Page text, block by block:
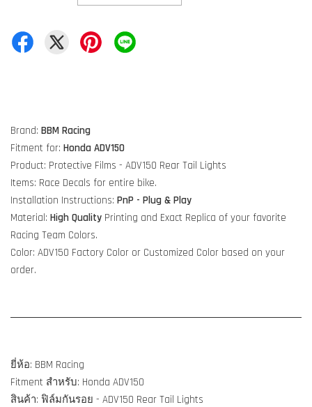
Brand: BBM Racing
Fitment for: Honda ADV150
Product: Protective Films - ADV150 Rear Tail Lights
Items: Race Decals for entire bike.
Installation Instructions: PnP - Plug & Play
Material: High Quality Printing and Exact Replica of your favorite
Racing Team Colors.
Color: ADV150 Factory Color or Customized Color based on your
order.
ยี่ห้อ: BBM Racing
Fitment สำหรับ: Honda ADV150
สินค้า: ฟิล์มกันรอย - ADV150 Rear Tail Lights